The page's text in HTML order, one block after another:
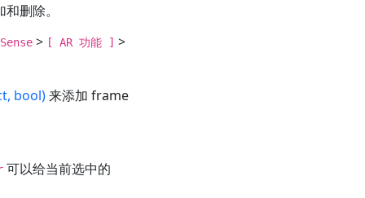
删除。
> [ AR 功能 ] >
bool)来添加 frame
可以给当前选中的